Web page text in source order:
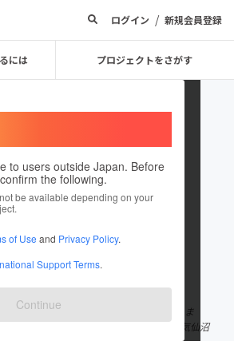
ログイン / 新規会員登録
には プロジェクトをさがす
to users outside Japan. Before
the following.
be available depending on your
of Use and Privacy Policy.
Support Terms.
Continue
DaichiYano
て1件のプロジェクトを投稿しています
京都府
京都府
株式会社百章 代表取締役 NPO法人ひとま
し、東日本大震災支援活動をしに宮城県気仙沼